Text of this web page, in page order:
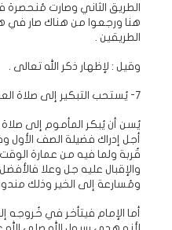
الطريق الثاني وصارت مُنحصرة
هنا ورجعوا من هناك صار في
الطريقين .
وقيل : لإظهار ذكر الله تعالى .
7- يُستحب التبكير إلى صلاة العيد والقُرب من الإمام :
يُسن أن يُبكر المأموم إلى
أجل إدراك فضيلة الصف الأول
قُربة ولما فيه من عمارة
والإقبال عليه جل وعلا
ومُسارعة إلى الخير وذلك
أما الإمام فيتأخر في خُروجه